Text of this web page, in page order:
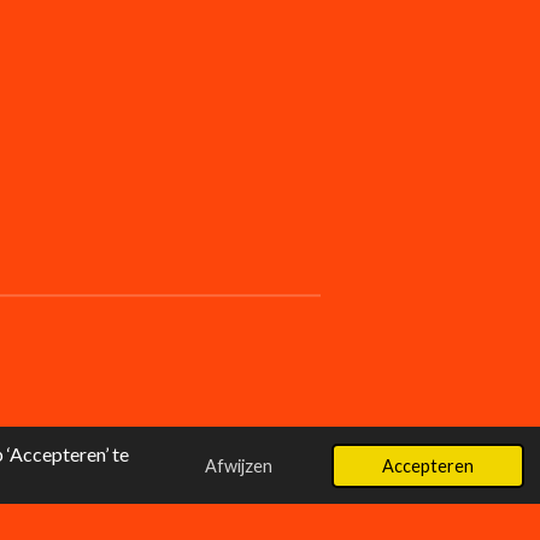
te
Afwijzen Accepteren